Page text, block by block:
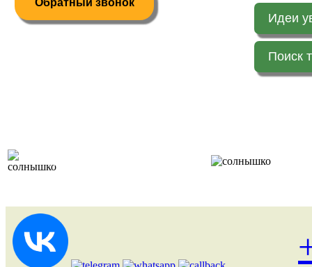
Обратный звонок
Идеи
Поиск